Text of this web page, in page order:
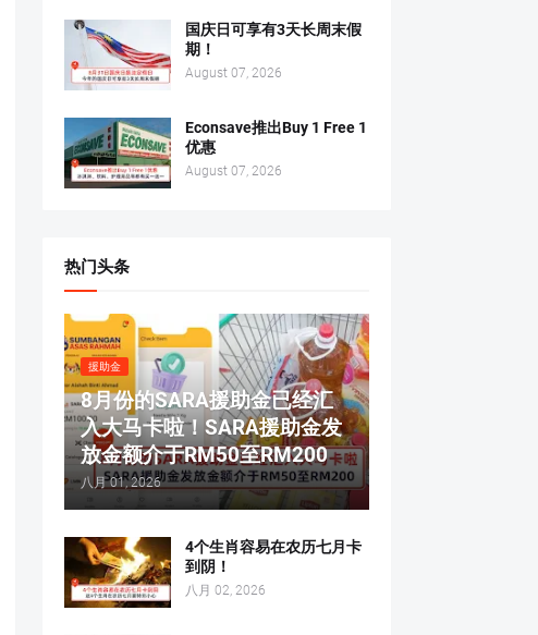
国庆日可享有3天长周末假
期！
August 07, 2026
Econsave推出Buy 1 Free 1
优惠
August 07, 2026
热门头条
援助金
8月份的SARA援助金已经汇
入大马卡啦！SARA援助金发
放金额介于RM50至RM200
八月 01, 2026
4个生肖容易在农历七月卡
到阴！
八月 02, 2026